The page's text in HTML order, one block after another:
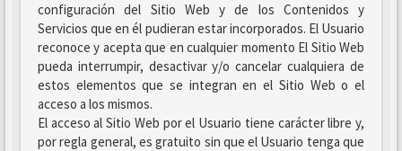
configuración del Sitio Web y de los Contenidos y
Servicios que en él pudieran estar incorporados. El Usuario
reconoce y acepta que en cualquier momento El Sitio Web
pueda interrumpir, desactivar y/o cancelar cualquiera de
estos elementos que se integran en el Sitio Web o el
acceso a los mismos.
El acceso al Sitio Web por el Usuario tiene carácter libre y,
por regla general, es gratuito sin que el Usuario tenga que